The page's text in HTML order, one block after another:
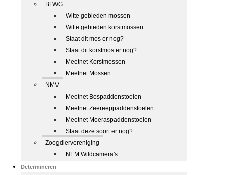
BLWG
Witte gebieden mossen
Witte gebieden korstmossen
Staat dit mos er nog?
Staat dit korstmos er nog?
Meetnet Korstmossen
Meetnet Mossen
NMV
Meetnet Bospaddenstoelen
Meetnet Zeereeppaddenstoelen
Meetnet Moeraspaddenstoelen
Staat deze soort er nog?
Zoogdiervereniging
NEM Wildcamera's
Determineren